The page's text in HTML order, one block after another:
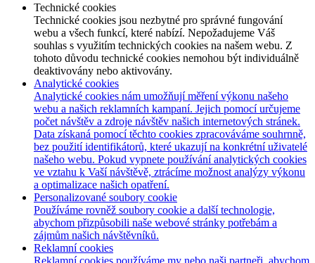
Technické cookies
Technické cookies jsou nezbytné pro správné fungování
webu a všech funkcí, které nabízí. Nepožadujeme Váš
souhlas s využitím technických cookies na našem webu. Z
tohoto důvodu technické cookies nemohou být individuálně
deaktivovány nebo aktivovány.
Analytické cookies
Analytické cookies nám umožňují měření výkonu našeho
webu a našich reklamních kampaní. Jejich pomocí určujeme
počet návštěv a zdroje návštěv našich internetových stránek.
Data získaná pomocí těchto cookies zpracováváme souhrnně,
bez použití identifikátorů, které ukazují na konkrétní uživatelé
našeho webu. Pokud vypnete používání analytických cookies
ve vztahu k Vaší návštěvě, ztrácíme možnost analýzy výkonu
a optimalizace našich opatření.
Personalizované soubory cookie
Používáme rovněž soubory cookie a další technologie,
abychom přizpůsobili naše webové stránky potřebám a
zájmům našich návštěvníků.
Reklamní cookies
Reklamní cookies používáme my nebo naši partneři, abychom